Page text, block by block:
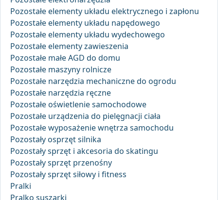
Pozostałe elementy układu elektrycznego i zapłonu
Pozostałe elementy układu napędowego
Pozostałe elementy układu wydechowego
Pozostałe elementy zawieszenia
Pozostałe małe AGD do domu
Pozostałe maszyny rolnicze
Pozostałe narzędzia mechaniczne do ogrodu
Pozostałe narzędzia ręczne
Pozostałe oświetlenie samochodowe
Pozostałe urządzenia do pielęgnacji ciała
Pozostałe wyposażenie wnętrza samochodu
Pozostały osprzęt silnika
Pozostały sprzęt i akcesoria do skatingu
Pozostały sprzęt przenośny
Pozostały sprzęt siłowy i fitness
Pralki
Pralko suszarki